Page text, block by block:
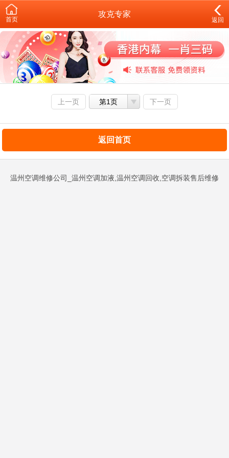
首页
攻克专家
返回
上一页 第1页 下一页
返回首页
温州空调维修公司_温州空调加液,温州空调回收,空调拆装售后维修